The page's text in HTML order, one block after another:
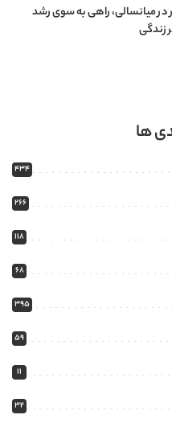
در میانسالی، راهی به سوی رشد
زندگی
ها
434
266
118
68
395
59
11
32